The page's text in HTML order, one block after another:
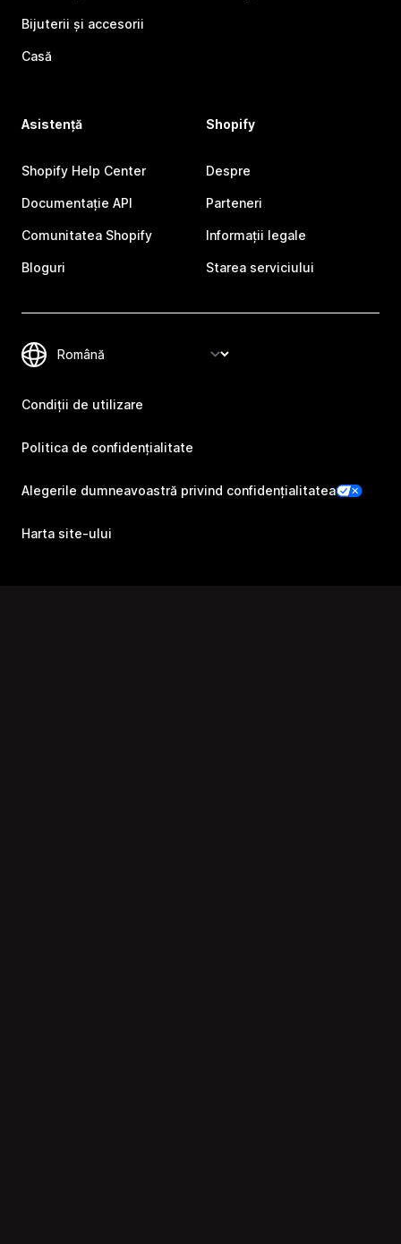
Bijuterii și accesorii
Casă
Asistență
Shopify Help Center
Documentație API
Comunitatea Shopify
Bloguri
Shopify
Despre
Parteneri
Informații legale
Starea serviciului
Condiții de utilizare
Politica de confidențialitate
Alegerile dumneavoastră privind confidențialitatea
Harta site-ului